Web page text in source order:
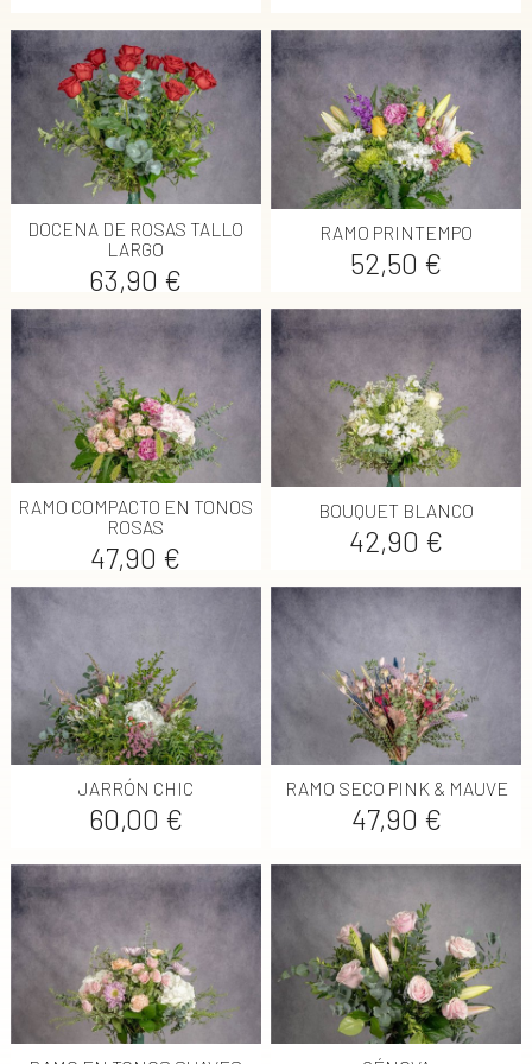
DOCENA DE ROSAS TALLO
LARGO
Precio
63,90 €
RAMO PRINTEMPO
Precio
52,50 €
RAMO COMPACTO EN TONOS
ROSAS
Precio
47,90 €
BOUQUET BLANCO
Precio
42,90 €
JARRÓN CHIC
Precio
60,00 €
RAMO SECO PINK & MAUVE
Precio
47,90 €